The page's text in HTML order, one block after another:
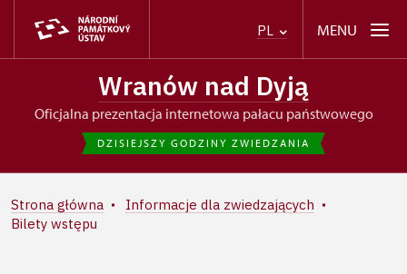
PL MENU
Wranów nad Dyją
oficjalna prezentacja internetowa pałacu państwowego
DZISIEJSZY GODZINY ZWIEDZANIA
Strona główna
Informacje dla zwiedzających
Bilety wstępu